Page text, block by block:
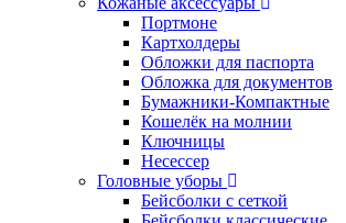
Портмоне
Картхолдеры
Обложки для паспорта
Обложка для документов
Бумажники-Компактные
Кошелёк на молнии
Ключницы
Несессер
Головные уборы
Бейсболки с сеткой